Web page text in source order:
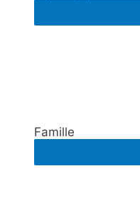
Famille